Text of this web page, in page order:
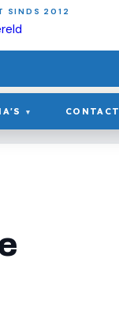
SINDS 2012
▾ CONTACT